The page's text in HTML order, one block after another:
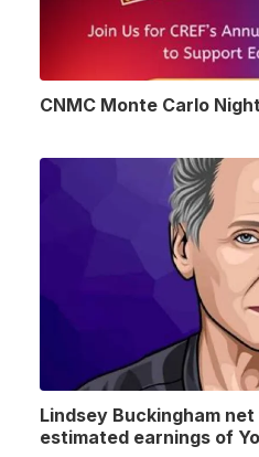
CNMC Monte Carlo
Lindsey Buckingham
estimated earnings of